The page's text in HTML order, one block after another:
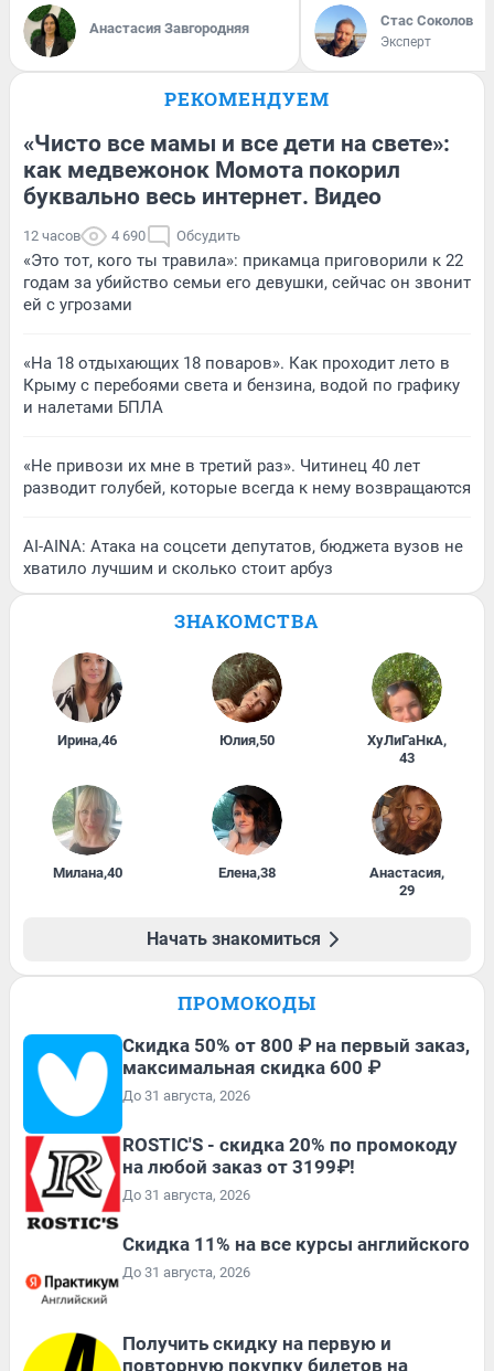
Анастасия Завгородняя Стас Соколов
Эксперт
РЕКОМЕНДУЕМ
«Чисто все мамы и все дети на свете»:
как медвежонок Момота покорил
буквально весь интернет. Видео
12 часов 4 690 Обсудить
«Это тот, кого ты травила»: прикамца приговорили к 22
годам за убийство семьи его девушки, сейчас он звонит
ей с угрозами
«На 18 отдыхающих 18 поваров». Как проходит лето в
Крыму с перебоями света и бензина, водой по графику
и налетами БПЛА
«Не привози их мне в третий раз». Читинец 40 лет
разводит голубей, которые всегда к нему возвращаются
AI-AINA: Атака на соцсети депутатов, бюджета вузов не
хватило лучшим и сколько стоит арбуз
ЗНАКОМСТВА
Ирина,46 Юлия,50 ХуЛиГаНкА,
43
Милана,40 Елена,38 Анастасия,
29
Начать знакомиться
ПРОМОКОДЫ
Скидка 50% от 800 ₽ на первый заказ,
максимальная скидка 600 ₽
До 31 августа, 2026
ROSTIC'S - скидка 20% по промокоду
на любой заказ от 3199₽!
До 31 августа, 2026
Скидка 11% на все курсы английского
До 31 августа, 2026
Получить скидку на первую и
повторную покупку билетов на